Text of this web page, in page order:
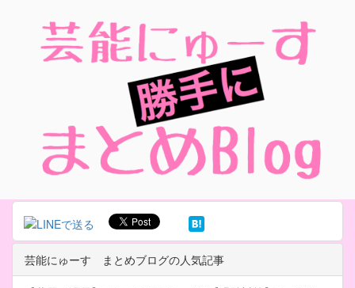
芸能にゅーす まとめブログの人気記事